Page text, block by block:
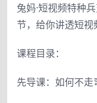
兔妈·短视频特种
节，给你讲透短
课程目录：
先导课：如何不